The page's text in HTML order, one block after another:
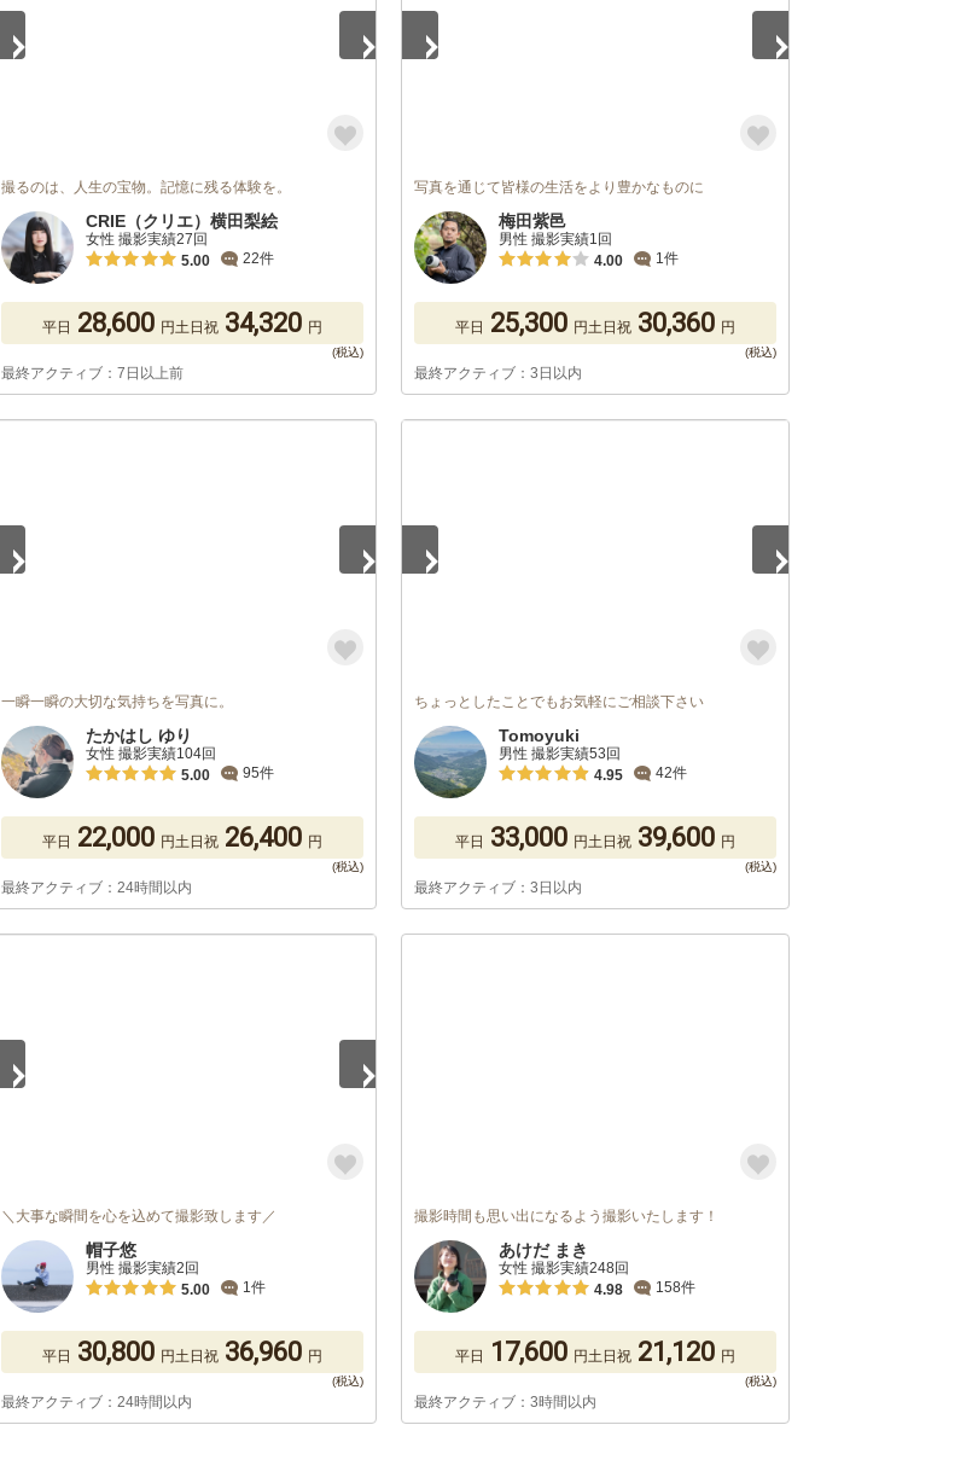
撮るのは、人生の宝物。記憶に残る体験を。
CRIE（クリエ）横田梨絵
女性 撮影実績27回
5.00
22件
平日 28,600 円土日祝 34,320 円
最終アクティブ：7日以上前
写真を通じて皆様の生活をより豊かなものに
梅田紫邑
男性 撮影実績1回
4.00
1件
平日 25,300 円土日祝 30,360 円
最終アクティブ：3日以内
一瞬一瞬の大切な気持ちを写真に。
たかはし ゆり
女性 撮影実績104回
5.00
95件
平日 22,000 円土日祝 26,400 円
最終アクティブ：24時間以内
ちょっとしたことでもお気軽にご相談下さい
Tomoyuki
男性 撮影実績53回
4.95
42件
平日 33,000 円土日祝 39,600 円
最終アクティブ：3日以内
＼大事な瞬間を心を込めて撮影致します／
帽子悠
男性 撮影実績2回
5.00
1件
平日 30,800 円土日祝 36,960 円
最終アクティブ：24時間以内
撮影時間も思い出になるよう撮影いたします！
あけだ まき
女性 撮影実績248回
4.98
158件
平日 17,600 円土日祝 21,120 円
最終アクティブ：3時間以内